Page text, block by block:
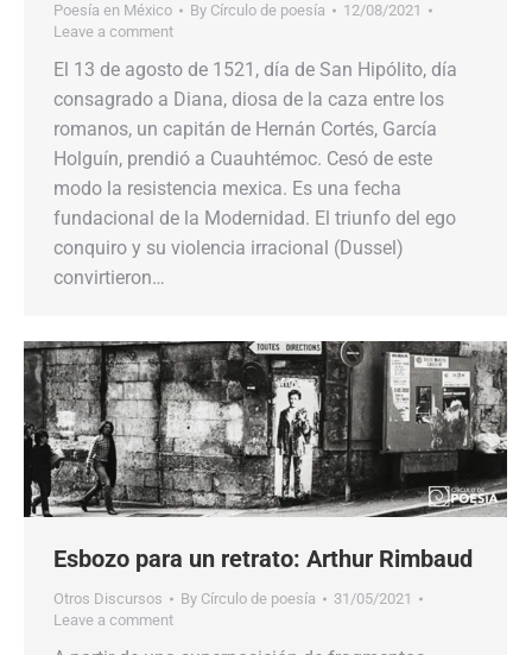
Poesía en México By Círculo de poesía
12/08/2021
Leave a comment
El 13 de agosto de 1521, día de San Hipólito, día
consagrado a Diana, diosa de la caza entre los
romanos, un capitán de Hernán Cortés, García
Holguín, prendió a Cuauhtémoc. Cesó de este
modo la resistencia mexica. Es una fecha
fundacional de la Modernidad. El triunfo del ego
conquiro y su violencia irracional (Dussel)
convirtieron…
Esbozo para un retrato: Arthur Rimbaud
Otros Discursos By Círculo de poesía
31/05/2021
Leave a comment